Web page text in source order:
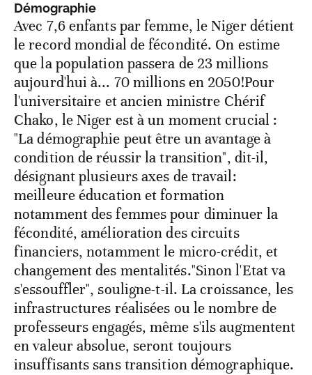
Démographie
Avec 7,6 enfants par femme, le Niger détient
le record mondial de fécondité. On estime
que la population passera de 23 millions
aujourd'hui à... 70 millions en 2050!Pour
l'universitaire et ancien ministre Chérif
Chako, le Niger est à un moment crucial :
"La démographie peut être un avantage à
condition de réussir la transition", dit-il,
désignant plusieurs axes de travail:
meilleure éducation et formation
notamment des femmes pour diminuer la
fécondité, amélioration des circuits
financiers, notamment le micro-crédit, et
changement des mentalités."Sinon l'Etat va
s'essouffler", souligne-t-il. La croissance, les
infrastructures réalisées ou le nombre de
professeurs engagés, même s'ils augmentent
en valeur absolue, seront toujours
insuffisants sans transition démographique.